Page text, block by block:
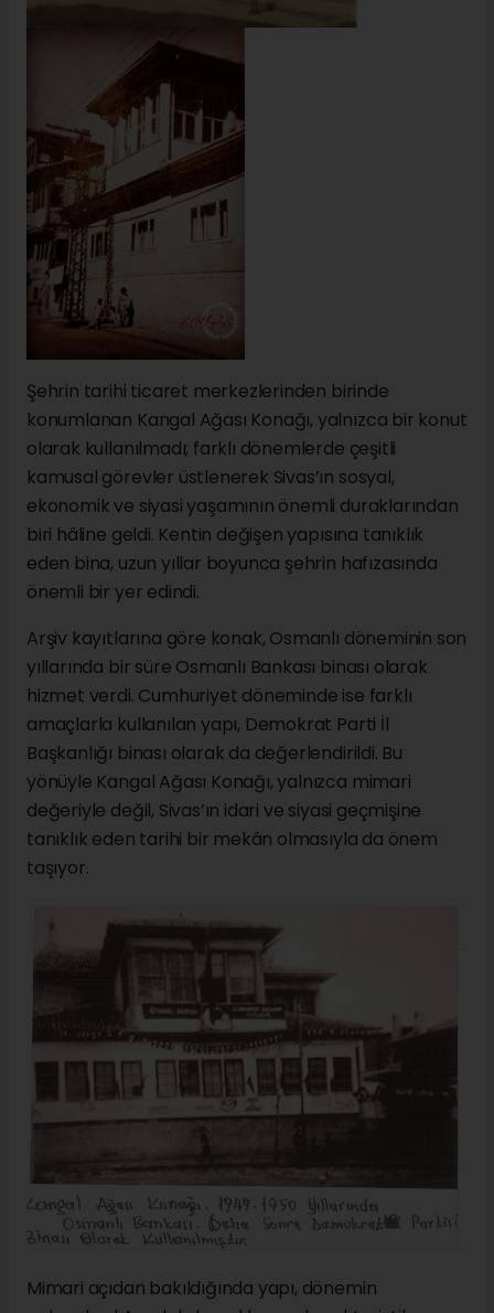
Şehrin tarihi ticaret merkezlerinden birinde
konumlanan Kangal Ağası Konağı, yalnızca bir konut
olarak kullanılmadı; farklı dönemlerde çeşitli
kamusal görevler üstlenerek Sivas’ın sosyal,
ekonomik ve siyasi yaşamının önemli duraklarından
biri hâline geldi. Kentin değişen yapısına tanıklık
eden bina, uzun yıllar boyunca şehrin hafızasında
önemli bir yer edindi.
Arşiv kayıtlarına göre konak, Osmanlı döneminin son
yıllarında bir süre Osmanlı Bankası binası olarak
hizmet verdi. Cumhuriyet döneminde ise farklı
amaçlarla kullanılan yapı, Demokrat Parti İl
Başkanlığı binası olarak da değerlendirildi. Bu
yönüyle Kangal Ağası Konağı, yalnızca mimari
değeriyle değil, Sivas’ın idari ve siyasi geçmişine
tanıklık eden tarihi bir mekân olmasıyla da önem
taşıyor.
Mimari açıdan bakıldığında yapı, dönemin